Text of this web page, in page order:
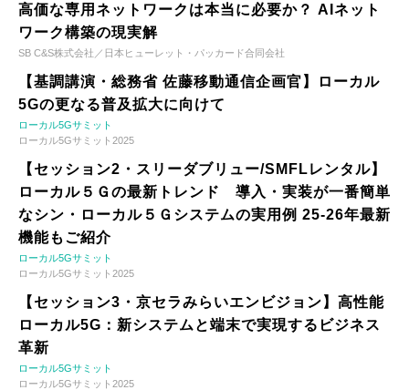
高価な専用ネットワークは本当に必要か？ AIネット
ワーク構築の現実解
SB C&S株式会社／日本ヒューレット・パッカード合同会社
【基調講演・総務省 佐藤移動通信企画官】ローカル
5Gの更なる普及拡大に向けて
ローカル5Gサミット
ローカル5Gサミット2025
【セッション2・スリーダブリュー/SMFLレンタル】
ローカル５Ｇの最新トレンド 導入・実装が一番簡単
なシン・ローカル５Ｇシステムの実用例 25-26年最新
機能もご紹介
ローカル5Gサミット
ローカル5Gサミット2025
【セッション3・京セラみらいエンビジョン】高性能
ローカル5G：新システムと端末で実現するビジネス
革新
ローカル5Gサミット
ローカル5Gサミット2025